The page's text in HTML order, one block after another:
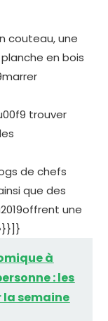
couteau, une
en bois
trouver
de chefs
que des
une
à
: les
semaine